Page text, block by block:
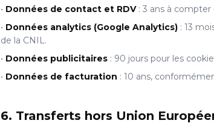
• Données de contact et RDV: 3 ans à compter
• Données analytics (Google Analytics) : 13
de la CNIL.
• Données publicitaires : 90 jours pour les
• Données de facturation : 10 ans,
6. Transferts hors Union